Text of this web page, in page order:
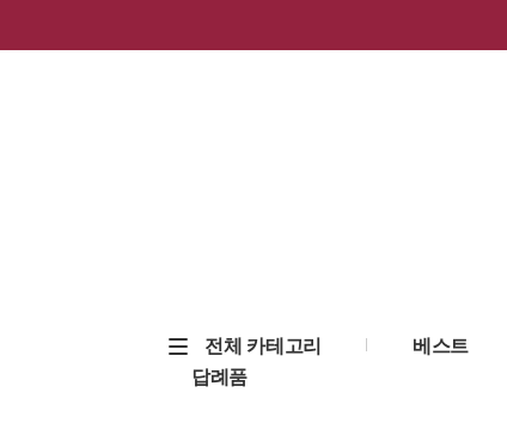
전체 카테고리 베스트
답례품